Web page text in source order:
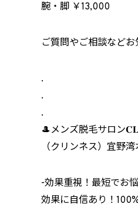
腕・脚 ￥13,000
ご質問やご相談など
.
.
.
🎩メンズ脱毛サロン
（クリンネス）宜野
︎-効果重視！最短でお
効果に自信あり！